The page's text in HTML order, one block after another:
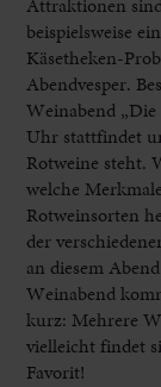
beispielsweise
Käsetheken-
Abendvesper.
Weinabend
Uhr stattfindet
Rotweine steht.
welche
Rotweinsorten
der
an diesem
Weinabend
kurz: Mehrere
vielleicht findet
Favorit!